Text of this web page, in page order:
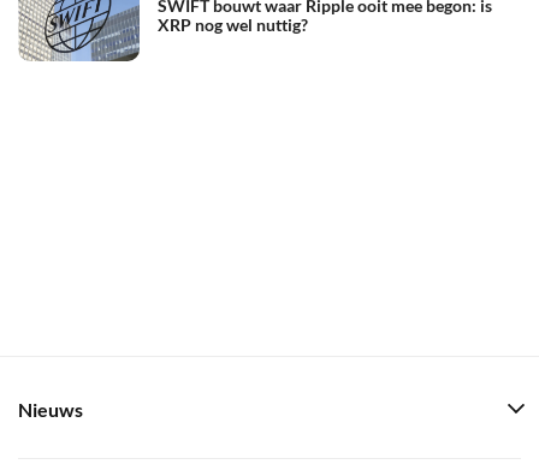
SWIFT bouwt waar Ripple ooit mee begon: is
XRP nog wel nuttig?
Nieuws